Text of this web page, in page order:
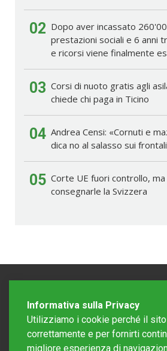
02 Dopo aver incassato
prestazioni sociali e 6 anni
e ricorsi viene finalmente
03 Corsi di nuoto gratis agli
chiede chi paga in Ticino
04 Andrea Censi: «Cornuti e
dica no al salasso sui
05 Corte UE fuori controllo,
consegnarle la Svizzera
Informativa sulla Privacy
Utilizziamo i cookie perché il
correttamente e per fornirti
migliore esperienza di